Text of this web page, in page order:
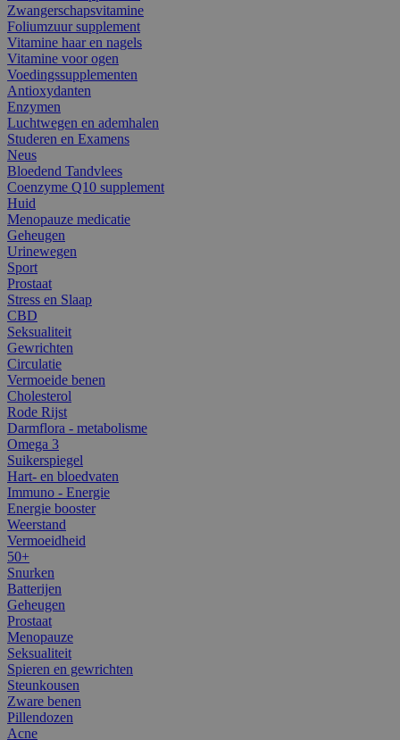
Zwangerschapsvitamine
Foliumzuur supplement
Vitamine haar en nagels
Vitamine voor ogen
Voedingssupplementen
Antioxydanten
Enzymen
Luchtwegen en ademhalen
Studeren en Examens
Neus
Bloedend Tandvlees
Coenzyme Q10 supplement
Huid
Menopauze medicatie
Geheugen
Urinewegen
Sport
Prostaat
Stress en Slaap
CBD
Seksualiteit
Gewrichten
Circulatie
Vermoeide benen
Cholesterol
Rode Rijst
Darmflora - metabolisme
Omega 3
Suikerspiegel
Hart- en bloedvaten
Immuno - Energie
Energie booster
Weerstand
Vermoeidheid
50+
Snurken
Batterijen
Geheugen
Prostaat
Menopauze
Seksualiteit
Spieren en gewrichten
Steunkousen
Zware benen
Pillendozen
Acne